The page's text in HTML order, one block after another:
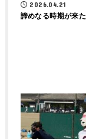
2026.04.21
諦めなる時期が来た